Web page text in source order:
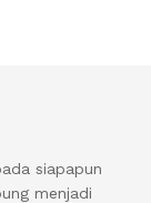
siapapun
menjadi